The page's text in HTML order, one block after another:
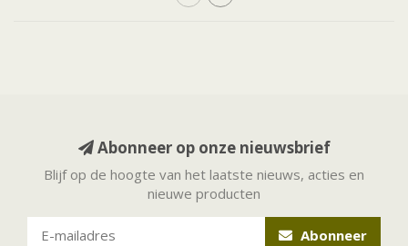
Abonneer op onze nieuwsbrief
Blijf op de hoogte van het laatste nieuws, acties en
nieuwe producten
Abonneer